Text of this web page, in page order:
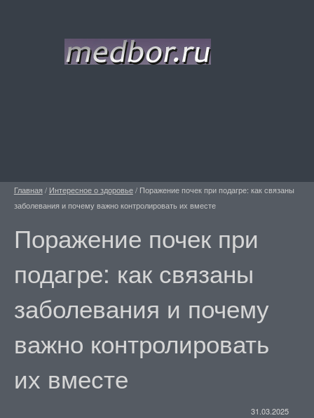
Главная / Интересное о здоровье/ Поражение почек при подагре: как связаны
заболевания и почему важно контролировать их вместе
Поражение почек при
подагре: как связаны
заболевания и почему
важно контролировать
их вместе
31.03.2025